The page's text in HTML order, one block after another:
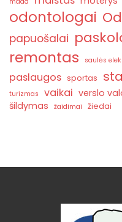
odontologai
papuošalai
remontas
saulės
paslaugos sportas
turizmas vaikai verslo
šildymas žaidimai žiedai